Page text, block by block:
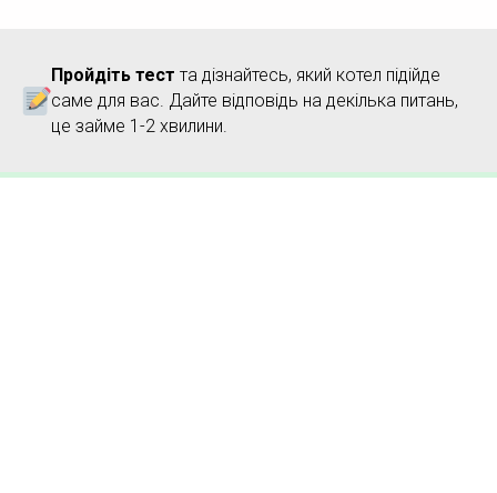
Пройдіть тест та дізнайтесь, який котел підійде
саме для вас. Дайте відповідь на декілька питань,
це займе 1-2 хвилини.